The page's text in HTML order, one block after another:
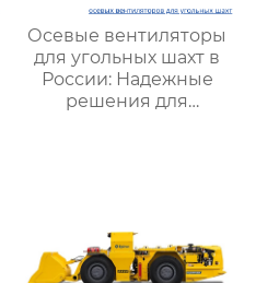
Осевые вентиляторы
для угольных шахт в
России: Надежные
решения для